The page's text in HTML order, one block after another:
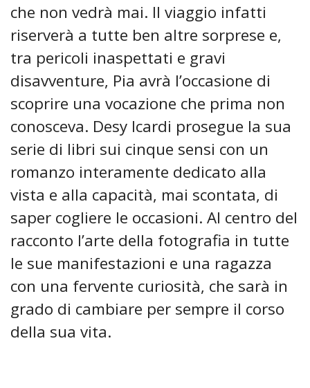
che non vedrà mai. Il viaggio infatti
riserverà a tutte ben altre sorprese e,
tra pericoli inaspettati e gravi
disavventure, Pia avrà l’occasione di
scoprire una vocazione che prima non
conosceva. Desy Icardi prosegue la sua
serie di libri sui cinque sensi con un
romanzo interamente dedicato alla
vista e alla capacità, mai scontata, di
saper cogliere le occasioni. Al centro del
racconto l’arte della fotografia in tutte
le sue manifestazioni e una ragazza
con una fervente curiosità, che sarà in
grado di cambiare per sempre il corso
della sua vita.